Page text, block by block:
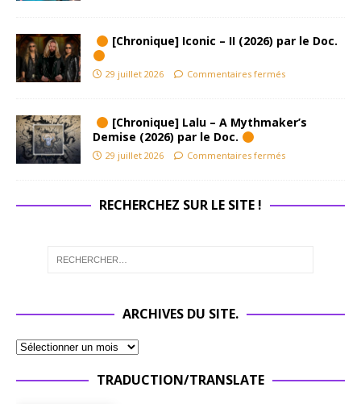
[Chronique] Iconic – II (2026) par le Doc.
29 juillet 2026 Commentaires fermés
[Chronique] Lalu – A Mythmaker’s
Demise (2026) par le Doc.
29 juillet 2026 Commentaires fermés
RECHERCHEZ SUR LE SITE !
ARCHIVES DU SITE.
TRADUCTION/TRANSLATE